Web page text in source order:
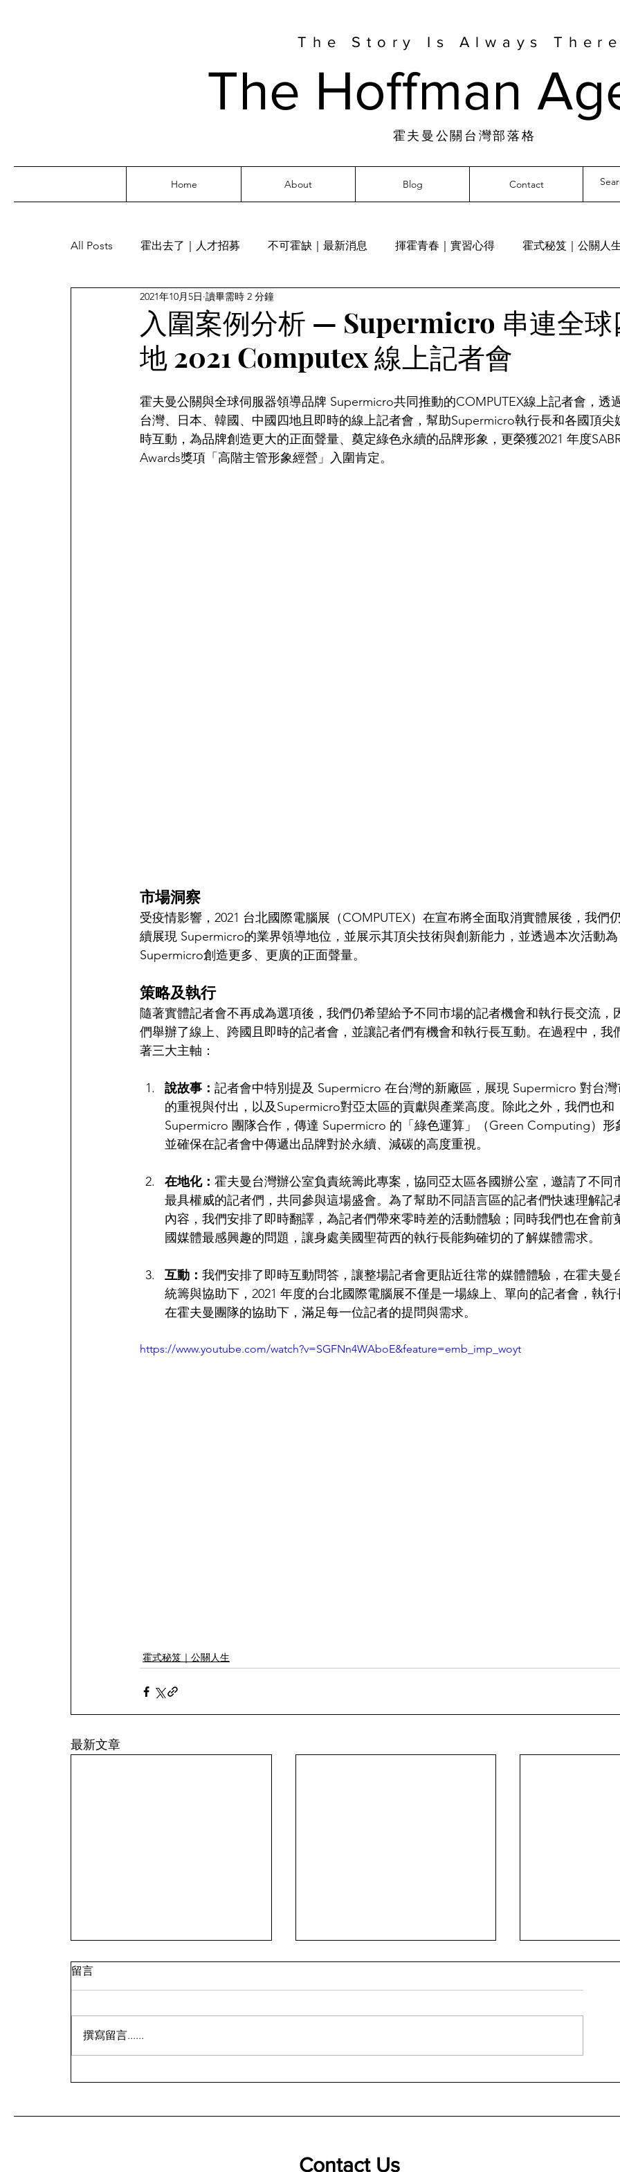
The Story Is Always
​The Hoffman
霍夫曼公關台灣部落格
Home About Blog Contact
All Posts 霍出去了｜人才招募 不可霍缺｜最新消息 揮霍青春｜實習心得 霍式秘笈｜公關人
入圍案例分析 — Supermicro 串連全球
地 2021 Computex 線上記者會
2021年10月5日 讀畢需時 2 分鐘
霍夫曼公關與全球伺服器領導品牌 Supermicro共同推動的COMPUTEX線上記者會，透
台灣、日本、韓國、中國四地且即時的線上記者會，幫助Supermicro執行長和各國頂尖
時互動，為品牌創造更大的正面聲量、奠定綠色永續的品牌形象，更榮獲2021 年度
Awards獎項「高階主管形象經營」入圍肯定。
市場洞察
受疫情影響，2021 台北國際電腦展（COMPUTEX）在宣布將全面取消實體展後，我們
續展現 Supermicro的業界領導地位，並展示其頂尖技術與創新能力，並透過本次活動為
Supermicro創造更多、更廣的正面聲量。
策略及執行
隨著實體記者會不再成為選項後，我們仍希望給予不同市場的記者機會和執行長交流，
們舉辦了線上、跨國且即時的記者會，並讓記者們有機會和執行長互動。在過程中，我
著三大主軸：
說故事： 記者會中特別提及 Supermicro 在台灣的新廠區，展現 Supermicro 對台
的重視與付出，以及Supermicro對亞太區的貢獻與產業高度。除此之外，我們也和
Supermicro 團隊合作，傳達 Supermicro 的「綠色運算」（Green Computing）形
並確保在記者會中傳遞出品牌對於永續、減碳的高度重視。
在地化： 霍夫曼台灣辦公室負責統籌此專案，協同亞太區各國辦公室，邀請了不同
最具權威的記者們，共同參與這場盛會。為了幫助不同語言區的記者們快速理解記
內容，我們安排了即時翻譯，為記者們帶來零時差的活動體驗；同時我們也在會前
國媒體最感興趣的問題，讓身處美國聖荷西的執行長能夠確切的了解媒體需求。
互動： 我們安排了即時互動問答，讓整場記者會更貼近往常的媒體體驗，在霍夫曼
統籌與協助下，2021 年度的台北國際電腦展不僅是一場線上、單向的記者會，執行
在霍夫曼團隊的協助下，滿足每一位記者的提問與需求。
https://www.youtube.com/watch?v=SGFNn4WAboE&feature=emb_imp_woyt
霍式秘笈｜公關人生
最新文章
打開年輕人的旅行想像
想變成出發的理由
北電腦展的四
留言
撰寫留言......
Contact Us